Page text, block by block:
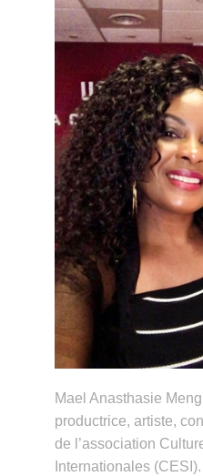
Mael Anasthasie
productrice, artiste,
de l’association
Internationales